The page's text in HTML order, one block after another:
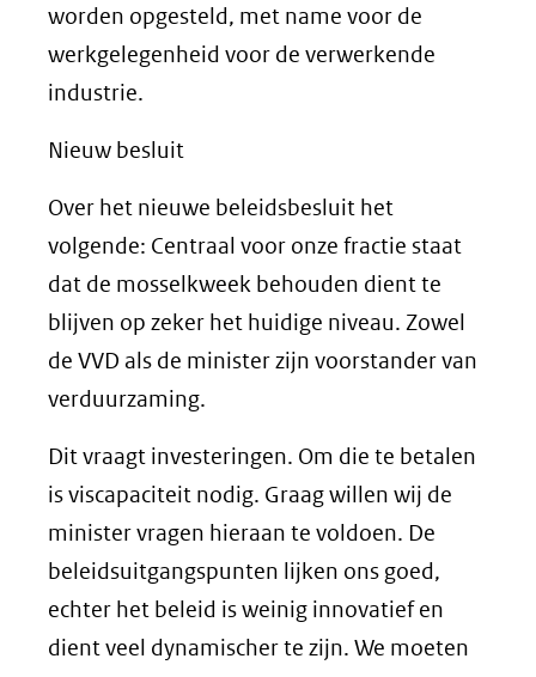
worden opgesteld, met name voor de
werkgelegenheid voor de verwerkende
industrie.
Nieuw besluit
Over het nieuwe beleidsbesluit het
volgende: Centraal voor onze fractie staat
dat de mosselkweek behouden dient te
blijven op zeker het huidige niveau. Zowel
de VVD als de minister zijn voorstander van
verduurzaming.
Dit vraagt investeringen. Om die te betalen
is viscapaciteit nodig. Graag willen wij de
minister vragen hieraan te voldoen. De
beleidsuitgangspunten lijken ons goed,
echter het beleid is weinig innovatief en
dient veel dynamischer te zijn. We moeten